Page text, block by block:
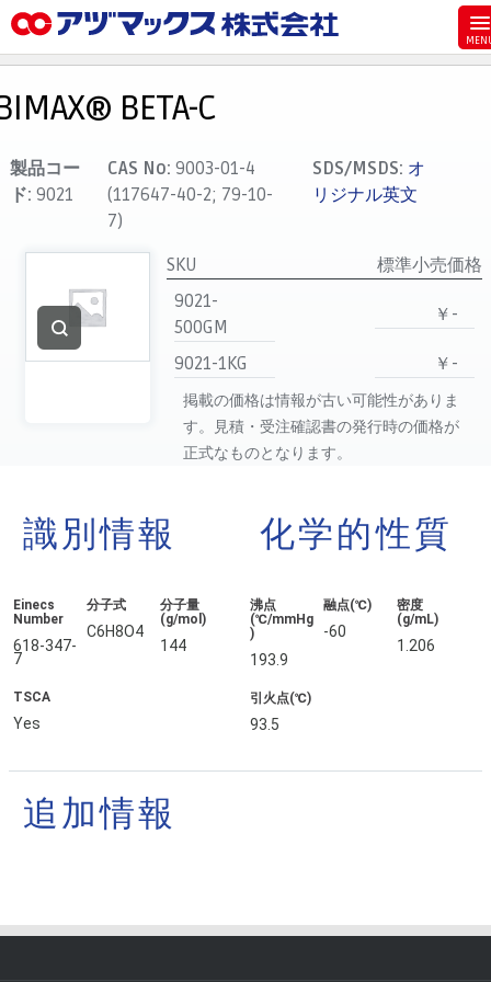
お気に入り
カート
マイアカウント
支払い
製品検索
BETA-C
製品コー
ド: 9021
CAS No: 9003-01-4
(117647-40-2; 79-10-
7)
SDS/MSDS: オ
リジナル英文
SKU
標準小売価格
9021-
500GM
￥-
9021-1KG ￥-
掲載の価格は情報が古い可能性がありま
す。見積・受注確認書の発行時の価格が
正式なものとなります。
識別情報
Einecs
Number
618-347-
7
分子式
C6H8O4
分子量
(g/mol)
144
TSCA
Yes
化学的性質
沸点
(℃/mmHg
)
193.9
融点(℃)
-60
密度
(g/mL)
1.206
引火点(℃)
93.5
追加情報